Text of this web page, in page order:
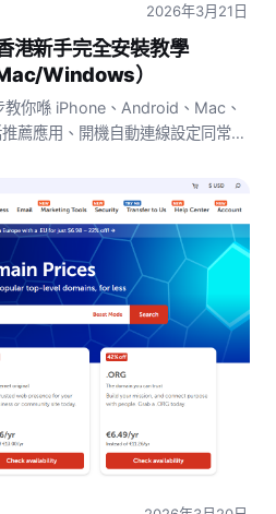
2026年3月21日
港新手完全安裝教學
Windows）
你喺 iPhone、Android、Mac、
薦應用、開機自動連線設定同常見